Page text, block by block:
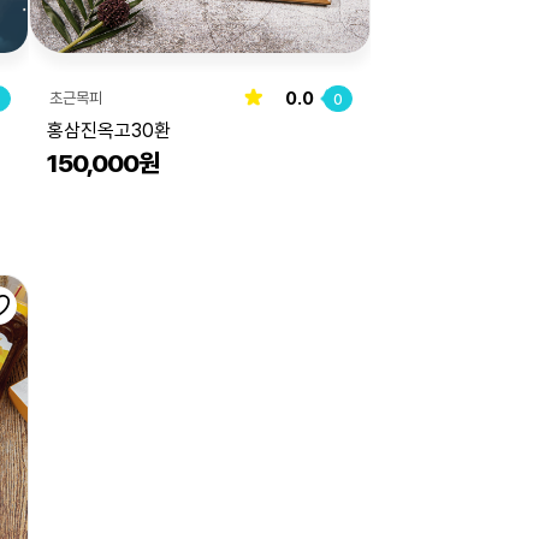
초근목피 0.0 0
홍삼진옥고30환
150,000원